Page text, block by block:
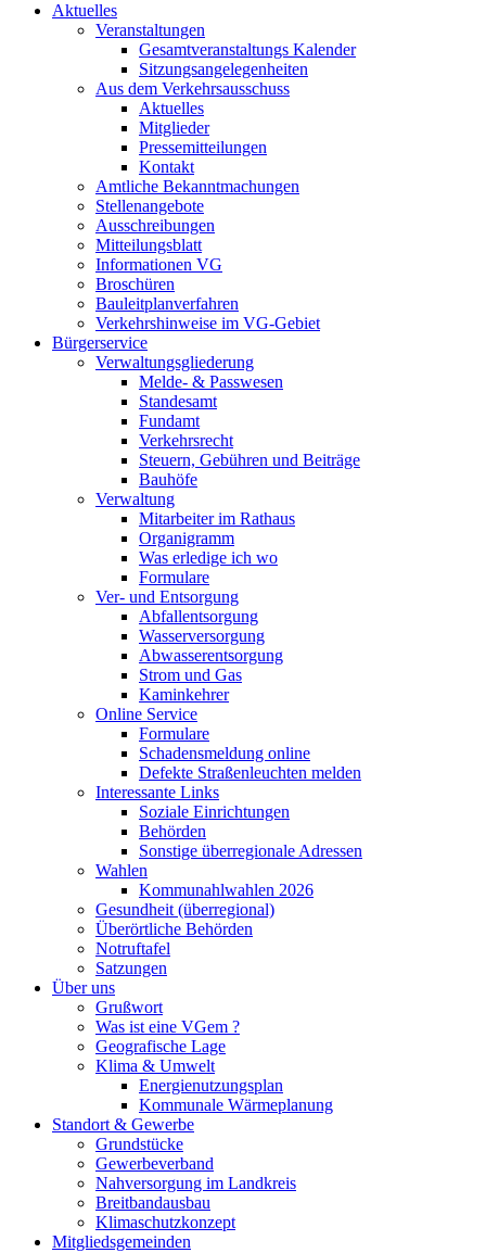
Aktuelles
Veranstaltungen
Gesamtveranstaltungs Kalender
Sitzungsangelegenheiten
Aus dem Verkehrsausschuss
Aktuelles
Mitglieder
Pressemitteilungen
Kontakt
Amtliche Bekanntmachungen
Stellenangebote
Ausschreibungen
Mitteilungsblatt
Informationen VG
Broschüren
Bauleitplanverfahren
Verkehrshinweise im VG-Gebiet
Bürgerservice
Verwaltungsgliederung
Melde- & Passwesen
Standesamt
Fundamt
Verkehrsrecht
Steuern, Gebühren und Beiträge
Bauhöfe
Verwaltung
Mitarbeiter im Rathaus
Organigramm
Was erledige ich wo
Formulare
Ver- und Entsorgung
Abfallentsorgung
Wasserversorgung
Abwasserentsorgung
Strom und Gas
Kaminkehrer
Online Service
Formulare
Schadensmeldung online
Defekte Straßenleuchten melden
Interessante Links
Soziale Einrichtungen
Behörden
Sonstige überregionale Adressen
Wahlen
Kommunahlwahlen 2026
Gesundheit (überregional)
Überörtliche Behörden
Notruftafel
Satzungen
Über uns
Grußwort
Was ist eine VGem ?
Geografische Lage
Klima & Umwelt
Energienutzungsplan
Kommunale Wärmeplanung
Standort & Gewerbe
Grundstücke
Gewerbeverband
Nahversorgung im Landkreis
Breitbandausbau
Klimaschutzkonzept
Mitgliedsgemeinden